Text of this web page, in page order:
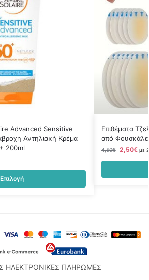
Advanced Sensitive
Αντηλιακή Κρέμα
200ml
Επιλογή
Επιθέματα
από
4,50€ 2,50€ με
ΗΛΕΚΤΡΟΝΙΚΕΣ ΠΛΗΡΩΜΕΣ